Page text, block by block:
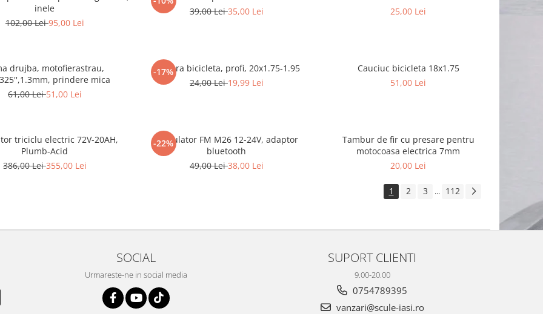
inele
102,00 Lei95,00 Lei
39,00 Lei35,00 Lei
25,00 Lei
drujba, motofierastrau,
prindere mica
61,00 Lei51,00 Lei
-17%
Camera bicicleta, profi, 20x1.75-1.95
24,00 Lei19,99 Lei
Cauciuc bicicleta 18x1.75
51,00 Lei
triciclu electric 72V-20AH,
Plumb-Acid
386,00 Lei355,00 Lei
-22%
Modulator FM M26 12-24V, adaptor
bluetooth
49,00 Lei38,00 Lei
Tambur de fir cu presare pentru
motocoasa electrica 7mm
20,00 Lei
1 2 3 ... 112
SOCIAL
Urmareste-ne in social media
SUPORT CLIENTI
9.00-20.00
0754789395
vanzari@scule-iasi.ro